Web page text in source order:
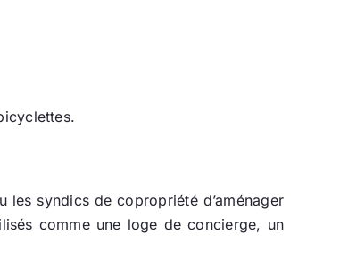
les syndics de copropriété d’aménager
comme une loge de concierge, un